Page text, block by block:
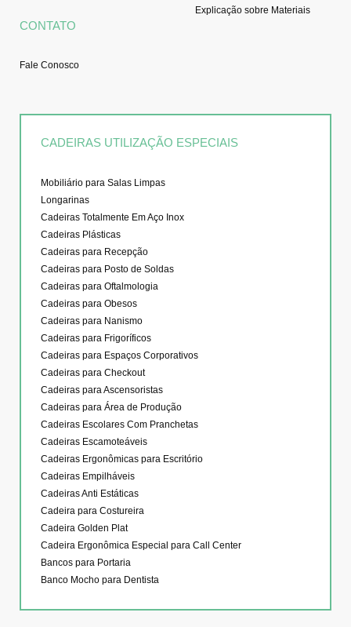
CONTATO
Fale Conosco
Explicação sobre Materiais
CADEIRAS UTILIZAÇÃO ESPECIAIS
Mobiliário para Salas Limpas
Longarinas
Cadeiras Totalmente Em Aço Inox
Cadeiras Plásticas
Cadeiras para Recepção
Cadeiras para Posto de Soldas
Cadeiras para Oftalmologia
Cadeiras para Obesos
Cadeiras para Nanismo
Cadeiras para Frigoríficos
Cadeiras para Espaços Corporativos
Cadeiras para Checkout
Cadeiras para Ascensoristas
Cadeiras para Área de Produção
Cadeiras Escolares Com Pranchetas
Cadeiras Escamoteáveis
Cadeiras Ergonômicas para Escritório
Cadeiras Empilháveis
Cadeiras Anti Estáticas
Cadeira para Costureira
Cadeira Golden Plat
Cadeira Ergonômica Especial para Call Center
Bancos para Portaria
Banco Mocho para Dentista